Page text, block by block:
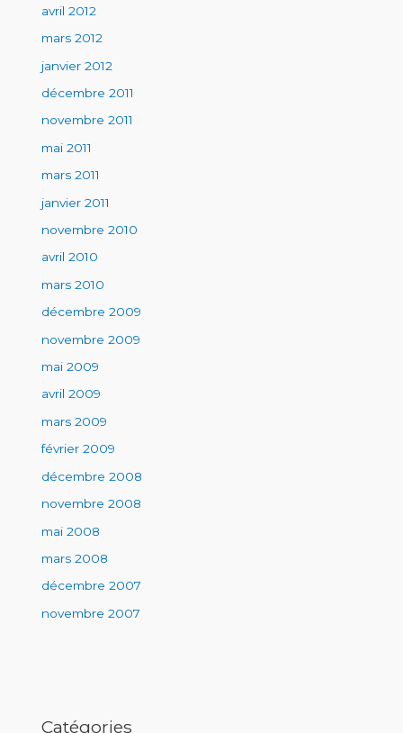
avril 2012
mars 2012
janvier 2012
décembre 2011
novembre 2011
mai 2011
mars 2011
janvier 2011
novembre 2010
avril 2010
mars 2010
décembre 2009
novembre 2009
mai 2009
avril 2009
mars 2009
février 2009
décembre 2008
novembre 2008
mai 2008
mars 2008
décembre 2007
novembre 2007
Catégories